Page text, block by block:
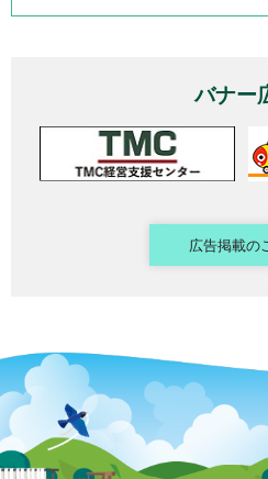
バナー
広告掲載の